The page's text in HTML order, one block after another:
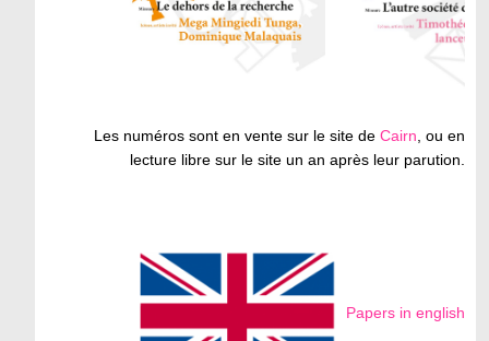
Les numéros sont en vente sur le site deCairn, ou en
lecture libre sur le site un an après leur parution.
Papers in english